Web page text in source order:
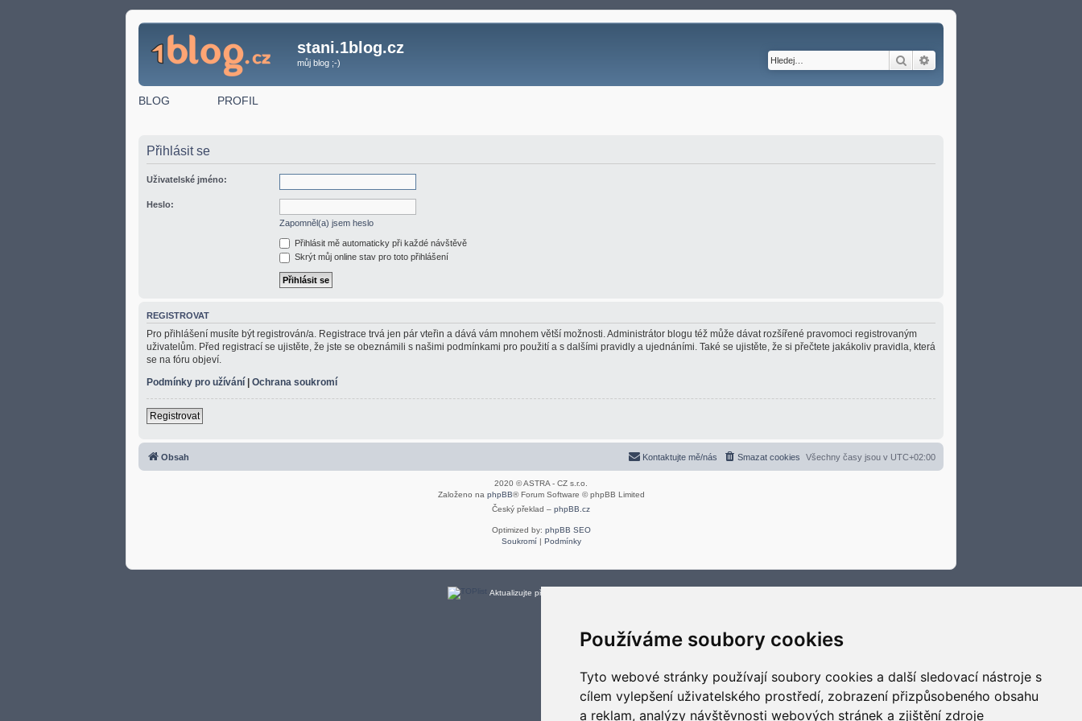
Používáme soubory cookies
Tyto webové stránky používají soubory cookies a další sledovací nástroje s
cílem vylepšení uživatelského prostředí, zobrazení přizpůsobeného obsahu
a reklam, analýzy návštěvnosti webových stránek a zjištění zdroje
stani.1blog.cz
můj blog ;-) Hledat
BLOG PROFIL
Přihlásit se
Uživatelské jméno:
Heslo:
Zapomněl(a) jsem heslo
Přihlásit mě automaticky při každé návštěvě
Skrýt můj online stav pro toto přihlášení
REGISTROVAT
Pro přihlášení musíte být registrován/a. Registrace trvá jen pár vteřin a dává vám mnohem větší možnosti. Administrátor blogu též může dávat rozšířené pravomoci registrovaným
uživatelům. Před registrací se ujistěte, že jste se obeznámili s našimi podmínkami pro použití a s dalšími pravidly a ujednáními. Také se ujistěte, že si přečtete jakákoliv pravidla, která
se na fóru objeví.
Podmínky pro užívání
Ochrana soukromí
Registrovat
Obsah Všechny časy jsou v UTC+02:00
Smazat cookies
Kontaktujte mě/nás
2020 © ASTRA - CZ s.r.o.
Založeno na phpBB® Forum Software © phpBB Limited
Český překlad – phpBB.cz
Optimized by: phpBB SEO
Soukromí| Podmínky
Aktualizujte předvolby souborů cookies